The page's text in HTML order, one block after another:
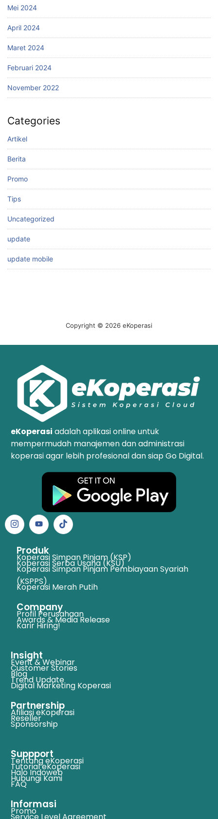
Mei 2024
April 2024
Maret 2024
Februari 2024
November 2022
Categories
Artikel
Berita
Promo
Tips
Uncategorized
update
update mobile
Copyright © 2026 eKoperasi
eKoperasi adalah aplikasi online untuk
mempermudah manajemen dan administrasi
koperasi agar lebih profesional dan siap Go Digital.
Produk
Koperasi Simpan Pinjam (KSP)
Koperasi Serba Usaha (KSU)
Koperasi Simpan Pinjam Pembiayaan Syariah
(KSPPS)
Koperasi Merah Putih
Company
Profil Perusahaan
Awards & Media Release
Karir Hiring!
Insight
Event & Webinar
Customer Stories
Blog
Trend Update
Digital Marketing Koperasi
Partnership
Afiliasi eKoperasi
Reseller
Sponsorship
Suppport
Tentang eKoperasi
Tutorial eKoperasi
Halo Indoweb
Hubungi Kami
FAQ
Informasi
Promo
Service Level Agreement